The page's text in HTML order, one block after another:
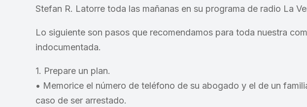
Stefan R. Latorre toda las mañanas en su programa de radio La
Lo siguiente son pasos que recomendamos para toda nuestra
indocumentada.
1. Prepare un plan.
• Memorice el número de teléfono de su abogado y el de un
caso de ser arrestado.